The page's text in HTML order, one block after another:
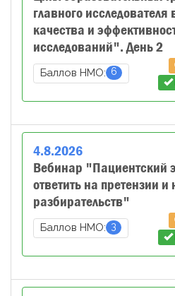
главного
качества и
исследований". День 2
Баллов НМО: 6
4.8.2026
Вебинар "Пациентский
ответить на претензии и
разбирательств"
Баллов НМО: 3